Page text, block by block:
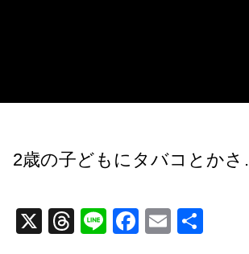
2歳の子どもにタバコとか
X
T
Li
F
E